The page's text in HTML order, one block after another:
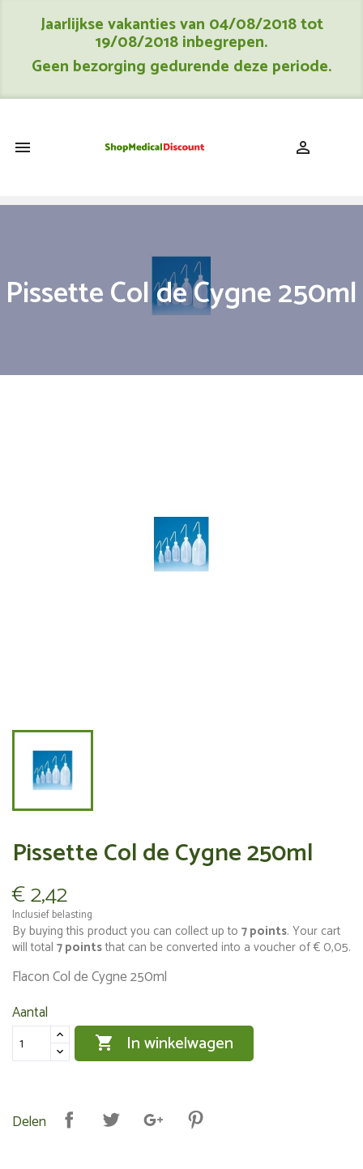
Jaarlijkse vakanties van 04/08/2018 tot
19/08/2018 inbegrepen.
Geen bezorging gedurende deze periode.
 
Pissette Col de Cygne 250ml
Pissette Col de Cygne 250ml
€ 2,42
Inclusief belasting
By buying this product you can collect up to 7points. Your cart
will total 7pointsthat can be converted into a voucher of€ 0,05.
Flacon Col de Cygne 250ml
Aantal
 In winkelwagen
Delen